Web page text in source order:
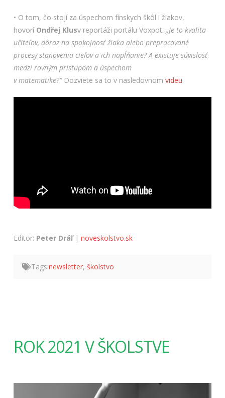
• O tom, čo stojí za úspechom fínskych škôl i žiakov,
hovorí Ondřej Klusv reportáži portálu Voxpot. „Je to kvalita
učiteľov, dôraz na spokojnosť žiaka alebo prepracované
procesy stanovenia cieľov a ich napĺňanie? A existuje súvislosť
medzi rovným prístupom a úspechom
v matematike?“Dozviete sa to v nasledovnom videu.
Editor: Peter Dráľ| noveskolstvo.sk
Tags:newsletter,školstvo
ROK 2021 V ŠKOLSTVE